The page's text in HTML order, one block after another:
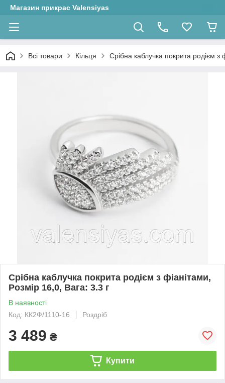
Магазин прикрас Valensiyas
Всі товари Кільця Срібна каблучка покрита родієм з
Срібна каблучка покрита родієм з фіанітами,
Розмір 16,0, Вага: 3.3 г
В наявності
Код: КК2Ф/1110-16
Роздріб
3 489 ₴
Купити